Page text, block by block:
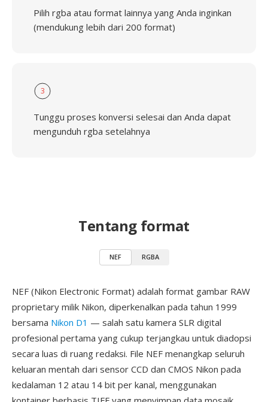
Pilih rgba atau format lainnya yang Anda inginkan
(mendukung lebih dari 200 format)
3
Tunggu proses konversi selesai dan Anda dapat
mengunduh rgba setelahnya
Tentang format
NEF RGBA
NEF (Nikon Electronic Format) adalah format gambar RAW
proprietary milik Nikon, diperkenalkan pada tahun 1999
bersama Nikon D1 — salah satu kamera SLR digital
profesional pertama yang cukup terjangkau untuk diadopsi
secara luas di ruang redaksi. File NEF menangkap seluruh
keluaran mentah dari sensor CCD dan CMOS Nikon pada
kedalaman 12 atau 14 bit per kanal, menggunakan